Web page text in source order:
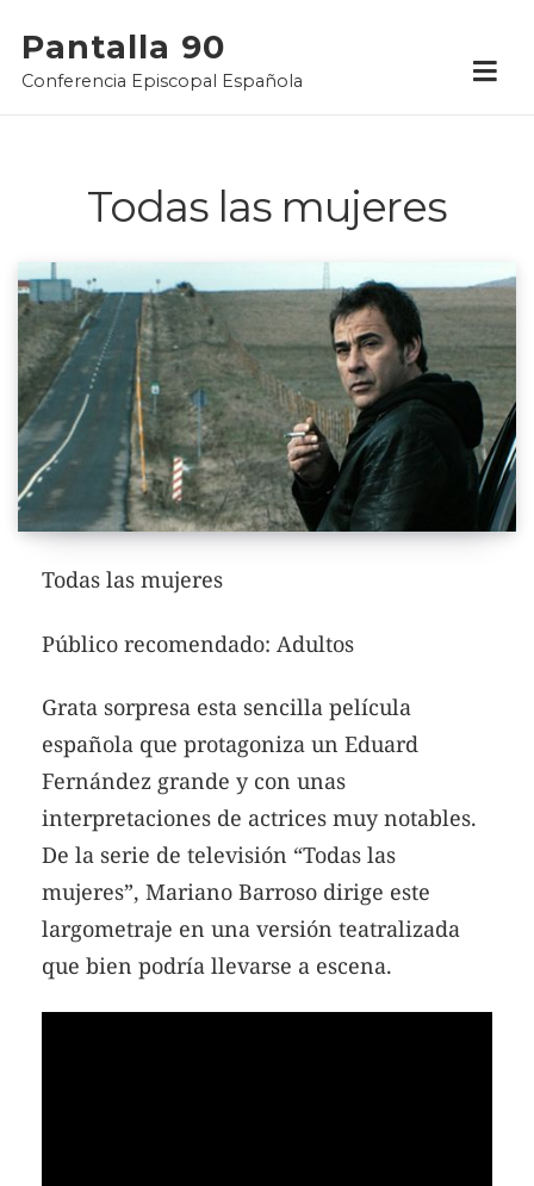
content
Pantalla 90
Conferencia Episcopal Española
Todas las mujeres
Todas las mujeres
Público recomendado: Adultos
Grata sorpresa esta sencilla película
española que protagoniza un Eduard
Fernández grande y con unas
interpretaciones de actrices muy notables.
De la serie de televisión “Todas las
mujeres”, Mariano Barroso dirige este
largometraje en una versión teatralizada
que bien podría llevarse a escena.